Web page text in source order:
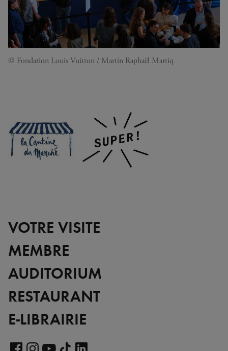
© Fondation Louis Vuitton / Martin Raphaël Martiq
VOTRE VISITE
MEMBRE
AUDITORIUM
RESTAURANT
E-LIBRAIRIE